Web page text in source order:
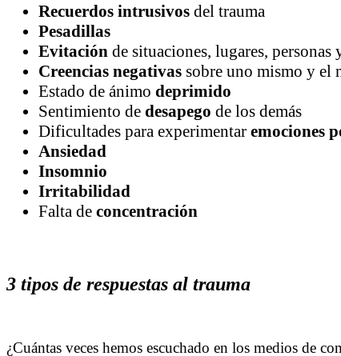
Recuerdos intrusivos del trauma
Pesadillas
Evitación de situaciones, lugares,
Creencias negativas sobre uno mismo y el
Estado de ánimo deprimido
Sentimiento de desapego de los demás
Dificultades para experimentar emociones
Ansiedad
Insomnio
Irritabilidad
Falta de concentración
3 tipos de respuestas al trauma
¿Cuántas veces hemos escuchado en los medios de